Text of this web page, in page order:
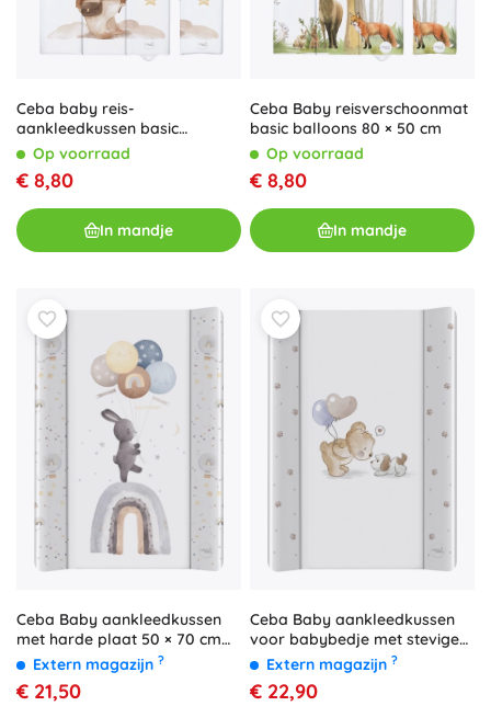
Ceba baby reis-
aankleedkussen basic
dreamer 80 × 50 cm
Op voorraad
€ 8,80
In mandje
Ceba Baby reisverschoonmat
basic balloons 80 × 50 cm
Op voorraad
€ 8,80
In mandje
Ceba Baby aankleedkussen
met harde plaat 50 × 70 cm
Basic Rainbow Walk
Extern magazijn ?
€ 21,50
Ceba Baby aankleedkussen
voor babybedje met stevige
plank Ultra Light Friends
Forever 50 × 70 cm
Extern magazijn ?
€ 22,90